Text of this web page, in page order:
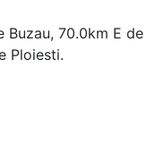
Buzau, 70.0km E
Ploiesti.